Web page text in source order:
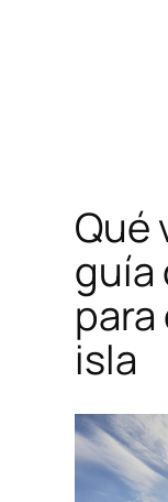
Qué
guía
isla